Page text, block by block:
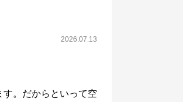
2026.07.13
。だからといって空